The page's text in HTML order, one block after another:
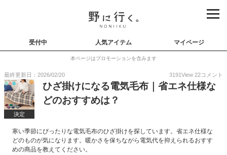
受付中 人気アイテム マイページ
本ページはプロモーションを含みます
最終更新日：2026/02/20 3191View 22コメント
決定
ひざ掛けになる電気毛布｜省エネ仕様な
どのおすすめは？
寒い季節にぴったりな電気毛布のひざ掛けを探しています。省エネ仕様な
どのものが気になります。暖かさを保ちながら電気代を抑えられるおすす
めの商品を教えてください。